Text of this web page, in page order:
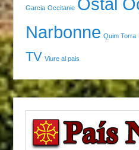
Garcia Occitanie
Narbonne Quim Torra
TV Viure al pais